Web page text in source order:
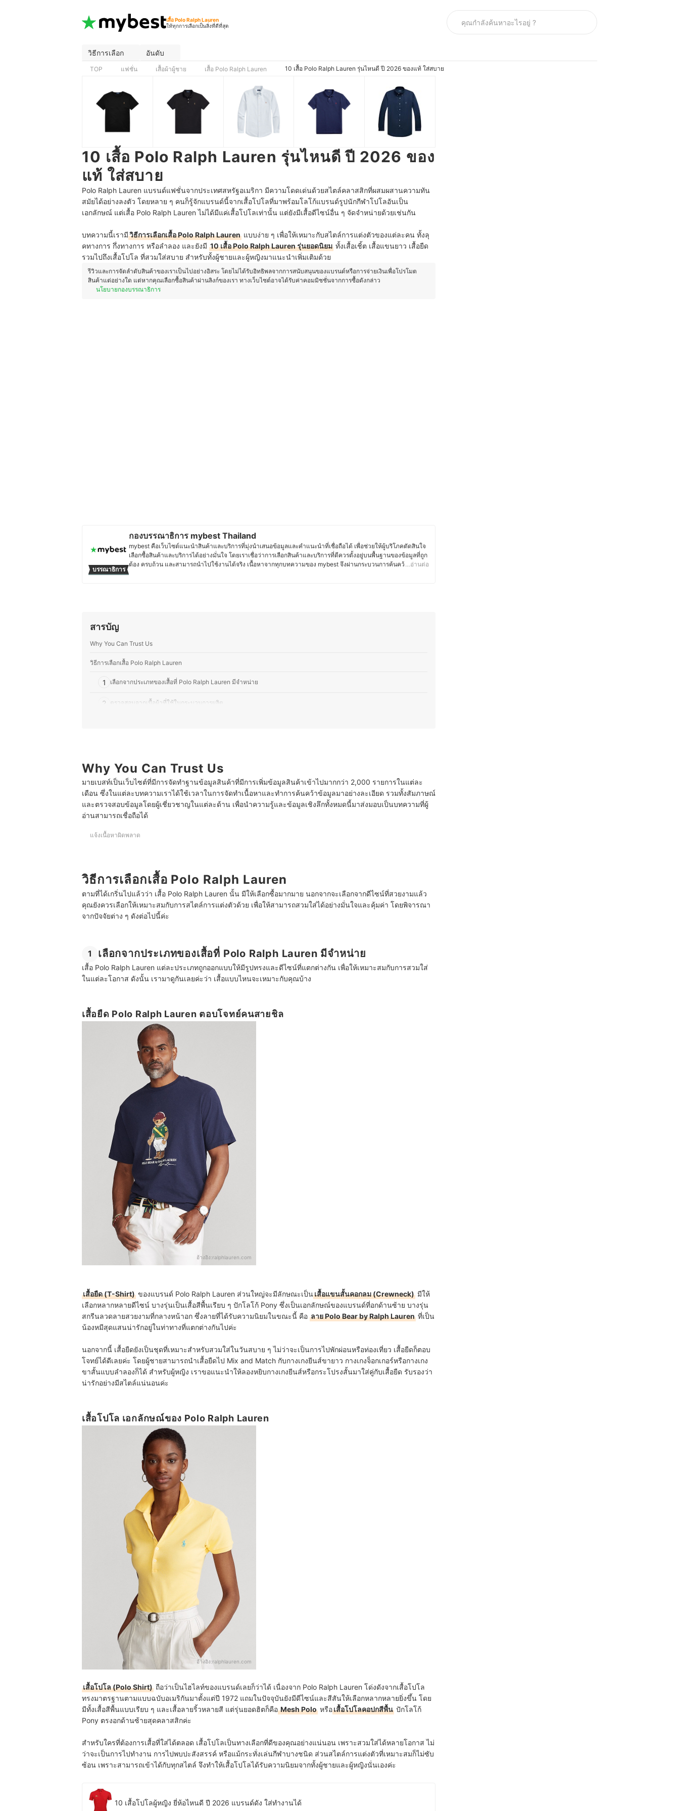
เสื้อ Polo Ralph Lauren
ให้ทุกการเลือกเป็นสิ่งที่ดีที่สุด
วิธีการเลือก อันดับ
TOP แฟชั่น เสื้อผ้าผู้ชาย เสื้อ Polo Ralph Lauren 10 เสื้อ Polo Ralph Lauren รุ่นไหนดี ปี 2026 ของแท้ ใส่สบาย
10 เสื้อ Polo Ralph Lauren รุ่นไหนดี ปี 2026 ของ
แท้ ใส่สบาย
Polo Ralph Lauren แบรนด์แฟชั่นจากประเทศสหรัฐอเมริกา มีความโดดเด่นด้วยสไตล์คลาสสิกที่ผสมผสานความทัน
สมัยได้อย่างลงตัว โดยหลาย ๆ คนก็รู้จักแบรนด์นี้จากเสื้อโปโลที่มาพร้อมโลโก้แบรนด์รูปนักกีฬาโปโลอันเป็น
เอกลักษณ์ แต่เสื้อ Polo Ralph Lauren ไม่ได้มีแค่เสื้อโปโลเท่านั้น แต่ยังมีเสื้อดีไซน์อื่น ๆ จัดจำหน่ายด้วยเช่นกัน
บทความนี้เรามีวิธีการเลือกเสื้อ Polo Ralph Lauren แบบง่าย ๆ เพื่อให้เหมาะกับสไตล์การแต่งตัวของแต่ละคน ทั้งลุ
คทางการ กึ่งทางการ หรือลำลอง และยังมี 10 เสื้อ Polo Ralph Lauren รุ่นยอดนิยม ทั้งเสื้อเชิ้ต เสื้อแขนยาว เสื้อยืด
รวมไปถึงเสื้อโปโล ที่สวมใส่สบาย สำหรับทั้งผู้ชายและผู้หญิงมาแนะนำเพิ่มเติมด้วย
รีวิวและการจัดลำดับสินค้าของเราเป็นไปอย่างอิสระ โดยไม่ได้รับอิทธิพลจากการสนับสนุนของแบรนด์หรือการจ่ายเงินเพื่อโปรโมต
สินค้าแต่อย่างใด แต่หากคุณเลือกซื้อสินค้าผ่านลิงก์ของเรา ทางเว็บไซต์อาจได้รับค่าคอมมิชชั่นจากการซื้อดังกล่าว
นโยบายกองบรรณาธิการ
บรรณาธิการ
กองบรรณาธิการ mybest Thailand
mybest คือเว็บไซต์แนะนำสินค้าและบริการที่มุ่งนำเสนอข้อมูลและคำแนะนำที่เชื่อถือได้ เพื่อช่วยให้ผู้บริโภคตัดสินใจ
เลือกซื้อสินค้าและบริการได้อย่างมั่นใจ โดยเราเชื่อว่าการเลือกสินค้าและบริการที่ดีควรตั้งอยู่บนพื้นฐานของข้อมูลที่ถูก
ต้อง ครบถ้วน และสามารถนำไปใช้งานได้จริง เนื้อหาจากทุกบทความของ mybest จึงผ่านกระบวนการค้นคว้า…อ่านต่อ
สารบัญ
Why You Can Trust Us
วิธีการเลือกเสื้อ Polo Ralph Lauren
1 เลือกจากประเภทของเสื้อที่ Polo Ralph Lauren มีจำหน่าย
2 ตรวจสอบจากเนื้อผ้าที่ใช้ในกระบวนการผลิต
Why You Can Trust Us
มายเบสท์เป็นเว็บไซต์ที่มีการจัดทำฐานข้อมูลสินค้าที่มีการเพิ่มข้อมูลสินค้าเข้าไปมากกว่า 2,000 รายการในแต่ละ
เดือน ซึ่งในแต่ละบทความเราได้ใช้เวลาในการจัดทำเนื้อหาและทำการค้นคว้าข้อมูลมาอย่างละเอียด รวมทั้งสัมภาษณ์
และตรวจสอบข้อมูลโดยผู้เชี่ยวชาญในแต่ละด้าน เพื่อนำความรู้และข้อมูลเชิงลึกทั้งหมดนี้มาส่งมอบเป็นบทความที่ผู้
อ่านสามารถเชื่อถือได้
แจ้งเนื้อหาผิดพลาด
วิธีการเลือกเสื้อ Polo Ralph Lauren
ตามที่ได้เกริ่นไปแล้วว่า เสื้อ Polo Ralph Lauren นั้น มีให้เลือกซื้อมากมาย นอกจากจะเลือกจากดีไซน์ที่สวยงามแล้ว
คุณยังควรเลือกให้เหมาะสมกับการสไตล์การแต่งตัวด้วย เพื่อให้สามารถสวมใส่ได้อย่างมั่นใจและคุ้มค่า โดยพิจารณา
จากปัจจัยต่าง ๆ ดังต่อไปนี้ค่ะ
1 เลือกจากประเภทของเสื้อที่ Polo Ralph Lauren มีจำหน่าย
เสื้อ Polo Ralph Lauren แต่ละประเภทถูกออกแบบให้มีรูปทรงและดีไซน์ที่แตกต่างกัน เพื่อให้เหมาะสมกับการสวมใส่
ในแต่ละโอกาส ดังนั้น เรามาดูกันเลยค่ะว่า เสื้อแบบไหนจะเหมาะกับคุณบ้าง
เสื้อยืด Polo Ralph Lauren ตอบโจทย์คนสายชิล
อ้างอิง:ralphlauren.com
เสื้อยืด (T-Shirt) ของแบรนด์ Polo Ralph Lauren ส่วนใหญ่จะมีลักษณะเป็นเสื้อแขนสั้นคอกลม (Crewneck) มีให้
เลือกหลากหลายดีไซน์ บางรุ่นเป็นเสื้อสีพื้นเรียบ ๆ ปักโลโก้ Pony ซึ่งเป็นเอกลักษณ์ของแบรนด์ที่อกด้านซ้าย บางรุ่น
สกรีนลวดลายสวยงามที่กลางหน้าอก ซึ่งลายที่ได้รับความนิยมในขณะนี้ คือ ลาย Polo Bear by Ralph Lauren ที่เป็น
น้องหมีสุดแสนน่ารักอยู่ในท่าทางที่แตกต่างกันไปค่ะ
นอกจากนี้ เสื้อยืดยังเป็นชุดที่เหมาะสำหรับสวมใส่ในวันสบาย ๆ ไม่ว่าจะเป็นการไปพักผ่อนหรือท่องเที่ยว เสื้อยืดก็ตอบ
โจทย์ได้ดีเลยค่ะ โดยผู้ชายสามารถนำเสื้อยืดไป Mix and Match กับกางเกงยีนส์ขายาว กางเกงจ็อกเกอร์หรือกางเกง
ขาสั้นแบบลำลองก็ได้ สำหรับผู้หญิง เราขอแนะนำให้ลองหยิบกางเกงยีนส์หรือกระโปรงสั้นมาใส่คู่กับเสื้อยืด รับรองว่า
น่ารักอย่างมีสไตล์แน่นอนค่ะ
เสื้อโปโล เอกลักษณ์ของ Polo Ralph Lauren
อ้างอิง:ralphlauren.com
เสื้อโปโล (Polo Shirt) ถือว่าเป็นไฮไลท์ของแบรนด์เลยก็ว่าได้ เนื่องจาก Polo Ralph Lauren โด่งดังจากเสื้อโปโล
ทรงมาตรฐานตามแบบฉบับอเมริกันมาตั้งแต่ปี 1972 แถมในปัจจุบันยังมีดีไซน์และสีสันให้เลือกหลากหลายยิ่งขึ้น โดย
มีทั้งเสื้อสีพื้นแบบเรียบ ๆ และเสื้อลายริ้วหลายสี แต่รุ่นยอดฮิตก็คือMesh Polo หรือเสื้อโปโลคอปกสีพื้น ปักโลโก้
Pony ตรงอกด้านซ้ายสุดคลาสสิกค่ะ
สำหรับใครที่ต้องการเสื้อที่ใส่ได้ตลอด เสื้อโปโลเป็นทางเลือกที่ดีของคุณอย่างแน่นอน เพราะสวมใส่ได้หลายโอกาส ไม่
ว่าจะเป็นการไปทำงาน การไปพบปะสังสรรค์ หรือแม้กระทั่งเล่นกีฬาบางชนิด ส่วนสไตล์การแต่งตัวที่เหมาะสมก็ไม่ซับ
ซ้อน เพราะสามารถเข้าได้กับทุกสไตล์ จึงทำให้เสื้อโปโลได้รับความนิยมจากทั้งผู้ชายและผู้หญิงนั่นเองค่ะ
10 เสื้อโปโลผู้หญิง ยี่ห้อไหนดี ปี 2026 แบรนด์ดัง ใส่ทำงานได้